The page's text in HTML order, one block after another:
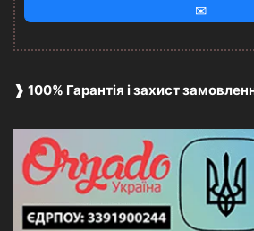
✉
❱ 100% Гарантія і захист